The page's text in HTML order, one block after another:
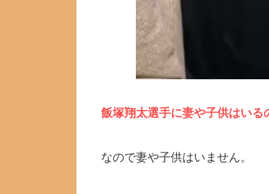
飯塚翔太選手に妻や子供はいる
なので妻や子供はいません。